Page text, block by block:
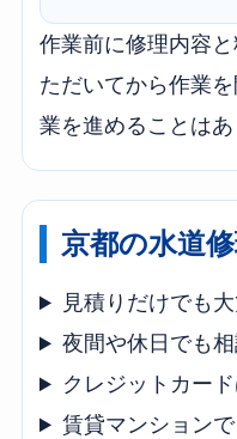
作業前に修理内容
ただいてから作業
業を進めることはあ
京都の水道
見積りだけでも
夜間や休日でも
クレジットカー
賃貸マンション